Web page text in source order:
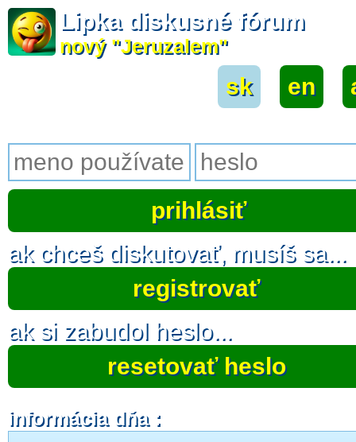
Lipka diskusné fórum
nový "Jeruzalem"
sk en
ak chceš diskutovať, musíš sa...
registrovať
ak si zabudol heslo...
resetovať heslo
informácia dňa :